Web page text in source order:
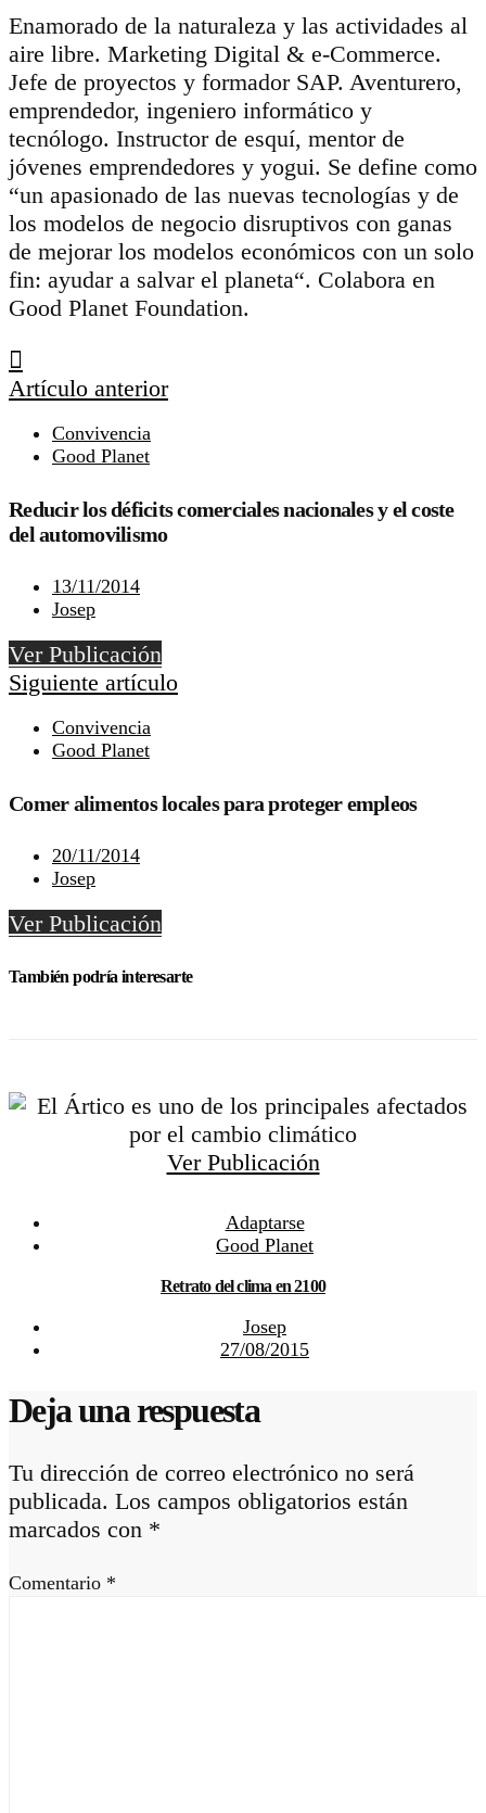
Enamorado de la naturaleza y las actividades al
aire libre. Marketing Digital & e-Commerce.
Jefe de proyectos y formador SAP. Aventurero,
emprendedor, ingeniero informático y
tecnólogo. Instructor de esquí, mentor de
jóvenes emprendedores y yogui. Se define como
“un apasionado de las nuevas tecnologías y de
los modelos de negocio disruptivos con ganas
de mejorar los modelos económicos con un solo
fin: ayudar a salvar el planeta“. Colabora en
Good Planet Foundation.
Artículo anterior
Convivencia
Good Planet
Reducir los déficits comerciales nacionales y el coste
del automovilismo
13/11/2014
Josep
Ver Publicación
Siguiente artículo
Convivencia
Good Planet
Comer alimentos locales para proteger empleos
20/11/2014
Josep
Ver Publicación
También podría interesarte
Ver Publicación
Adaptarse
Good Planet
Retrato del clima en 2100
Josep
27/08/2015
Deja una respuesta
Tu dirección de correo electrónico no será
publicada. Los campos obligatorios están
marcados con *
Comentario *